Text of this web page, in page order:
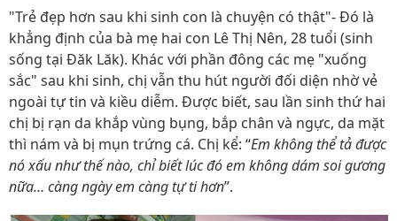
"Trẻ đẹp hơn sau khi sinh con là chuyện có thật"- Đó là
khẳng định của bà mẹ hai con Lê Thị Nên, 28 tuổi (sinh
sống tại Đăk Lăk). Khác với phần đông các mẹ "xuống
sắc" sau khi sinh, chị vẫn thu hút người đối diện nhờ vẻ
ngoài tự tin và kiều diễm. Được biết, sau lần sinh thứ hai
chị bị rạn da khắp vùng bụng, bắp chân và ngực, da mặt
thì nám và bị mụn trứng cá. Chị kể: “Em không thể tả được
nó xấu như thế nào, chỉ biết lúc đó em không dám soi gương
nữa… càng ngày em càng tự ti hơn”.